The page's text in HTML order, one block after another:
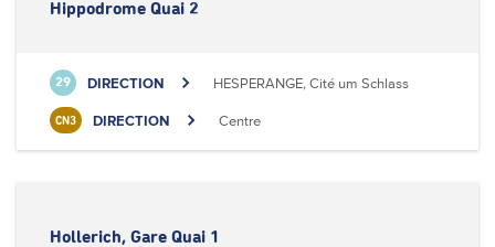
Hippodrome Quai 2
29 DIRECTION HESPERANGE, Cité um Schlass
CN3 DIRECTION Centre
Hollerich, Gare Quai 1